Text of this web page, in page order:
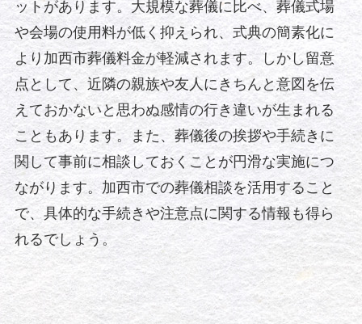
ットがあります。大規模な葬儀に比べ、葬儀式場
や会場の使用料が低く抑えられ、式典の簡素化に
より加西市葬儀料金が軽減されます。しかし留意
点として、近隣の親族や友人にきちんと意図を伝
えておかないと思わぬ感情の行き違いが生まれる
こともあります。また、葬儀後の挨拶や手続きに
関して事前に相談しておくことが円滑な実施につ
ながります。加西市での葬儀相談を活用すること
で、具体的な手続きや注意点に関する情報も得ら
れるでしょう。